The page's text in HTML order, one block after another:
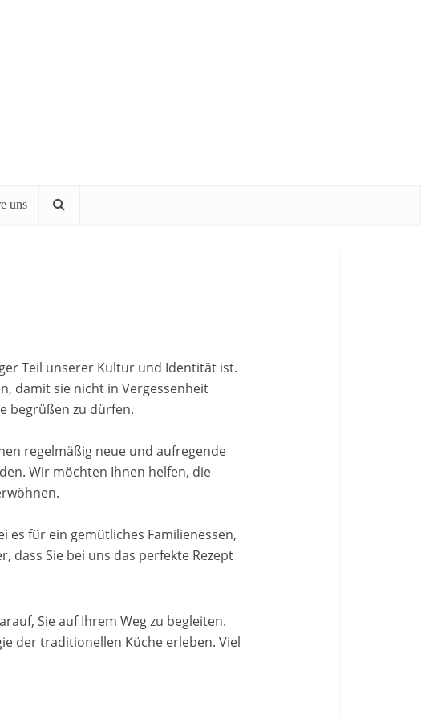
uns
Teil unserer Kultur und Identität ist.
damit sie nicht in Vergessenheit
begrüßen zu dürfen.
regelmäßig neue und aufregende
Wir möchten Ihnen helfen, die
es für ein gemütliches Familienessen,
dass Sie bei uns das perfekte Rezept
Sie auf Ihrem Weg zu begleiten.
der traditionellen Küche erleben. Viel